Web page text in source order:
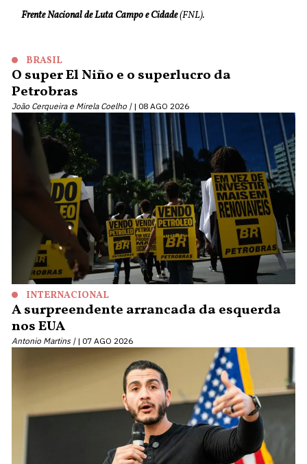
Frente Nacional de Luta Campo e Cidade(FNL).
BRASIL
O super El Niño e o superlucro da
Petrobras
João Cerqueira e Mirela Coelho | 08 AGO 2026
INTERNACIONAL
A surpreendente arrancada da esquerda
nos EUA
Antonio Martins | 07 AGO 2026